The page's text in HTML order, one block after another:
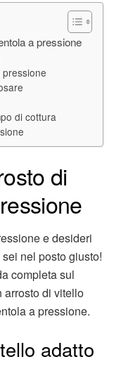
a pressione
di cottura
di
e desideri
nel posto giusto!
completa sul
arrosto di vitello
a pressione.
adatto